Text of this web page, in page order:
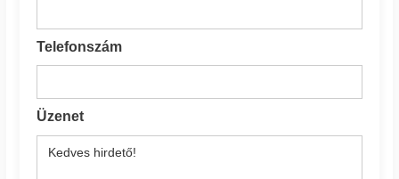
Telefonszám
Üzenet